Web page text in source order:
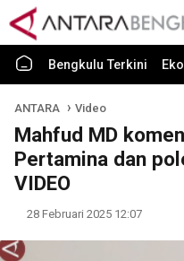
Bengkulu Terkini
ANTARA Video
Mahfud MD
Pertamina dan
VIDEO
28 Februari 2025 12:07